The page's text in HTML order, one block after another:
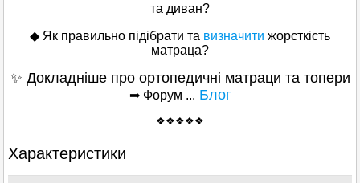
та диван?
◆ Як правильно підібрати та визначити жорсткість
матраца?
✨ Докладніше про ортопедичні матраци та топери
➡ Форум ... Блог
❖❖❖❖❖
Характеристики